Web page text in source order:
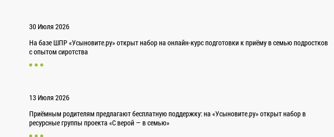
30 Июля 2026
На базе ШПР «Усыновите.ру» открыт набор на онлайн-курс подготовки к приёму в семью подростков
с опытом сиротства
13 Июля 2026
Приёмным родителям предлагают бесплатную поддержку: на «Усыновите.ру» открыт набор в
ресурсные группы проекта «С верой — в семью»